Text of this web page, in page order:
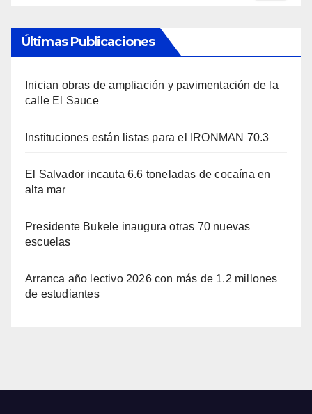
Últimas Publicaciones
Inician obras de ampliación y pavimentación de la
calle El Sauce
Instituciones están listas para el IRONMAN 70.3
El Salvador incauta 6.6 toneladas de cocaína en
alta mar
Presidente Bukele inaugura otras 70 nuevas
escuelas
Arranca año lectivo 2026 con más de 1.2 millones
de estudiantes